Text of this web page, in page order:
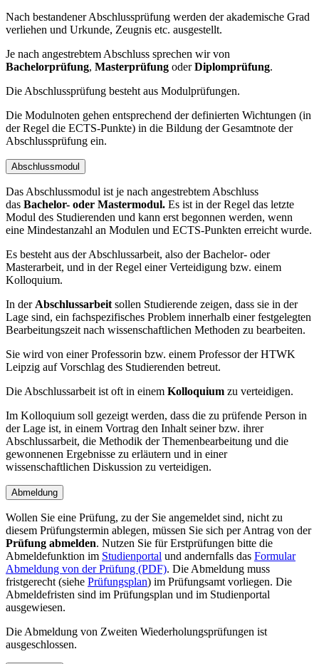
Nach bestandener Abschlussprüfung werden der akademische Grad
verliehen und Urkunde, Zeugnis etc. ausgestellt.
Je nach angestrebtem Abschluss sprechen wir von
Bachelorprüfung, Masterprüfung oderDiplomprüfung.
Die Abschlussprüfung besteht aus Modulprüfungen.
Die Modulnoten gehen entsprechend der definierten Wichtungen (in
der Regel die ECTS-Punkte) in die Bildung der Gesamtnote der
Abschlussprüfung ein.
Abschlussmodul
Das Abschlussmodul ist je nach angestrebtem Abschluss
das Bachelor- oder Mastermodul. Es ist in der Regel das letzte
Modul des Studierenden und kann erst begonnen werden, wenn
eine Mindestanzahl an Modulen und ECTS-Punkten erreicht wurde.
Es besteht aus der Abschlussarbeit, also der Bachelor- oder
Masterarbeit, und in der Regel einer Verteidigung bzw. einem
Kolloquium.
In der Abschlussarbeit sollen Studierende zeigen, dass sie in der
Lage sind, ein fachspezifisches Problem innerhalb einer festgelegten
Bearbeitungszeit nach wissenschaftlichen Methoden zu bearbeiten.
Sie wird von einer Professorin bzw. einem Professor der HTWK
Leipzig auf Vorschlag des Studierenden betreut.
Die Abschlussarbeit ist oft in einem Kolloquium zu verteidigen.
Im Kolloquium soll gezeigt werden, dass die zu prüfende Person in
der Lage ist, in einem Vortrag den Inhalt seiner bzw. ihrer
Abschlussarbeit, die Methodik der Themenbearbeitung und die
gewonnenen Ergebnisse zu erläutern und in einer
wissenschaftlichen Diskussion zu verteidigen.
Abmeldung
Wollen Sie eine Prüfung, zu der Sie angemeldet sind, nicht zu
diesem Prüfungstermin ablegen, müssen Sie sich per Antrag von der
Prüfung abmelden. Nutzen Sie für Erstprüfungen bitte die
Abmeldefunktion im Studienportal und andernfalls das Formular
Abmeldung von der Prüfung (PDF). Die Abmeldung muss
fristgerecht (siehe Prüfungsplan) im Prüfungsamt vorliegen. Die
Abmeldefristen sind im Prüfungsplan und im Studienportal
ausgewiesen.
Die Abmeldung von Zweiten Wiederholungsprüfungen ist
ausgeschlossen.